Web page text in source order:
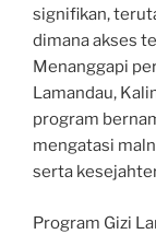
signifikan,
dimana akses
Menanggapi
Lamandau,
program
mengatasi
serta
Program Gizi